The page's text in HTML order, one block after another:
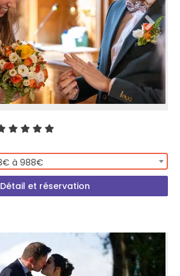
à 988€
Détail et réservation